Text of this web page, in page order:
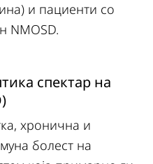
и пациенти со
NMOSD.
спектар на
хронична и
болест на